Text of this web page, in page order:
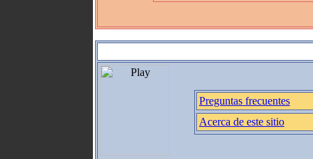
Preguntas frecuentes
Acerca de este sitio